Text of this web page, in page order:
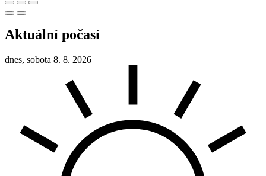
Aktuální počasí
dnes, sobota 8. 8. 2026